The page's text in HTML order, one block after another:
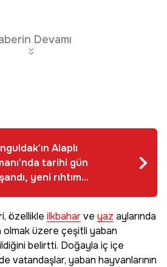
Devamı
Alaplı
tarihi gün
yeni rıhtıma
özellikle ilkbaharve yaz aylarında
üzere çeşitli yaban
belirtti. Doğayla iç içe
vatandaşlar, yaban hayvanlarının